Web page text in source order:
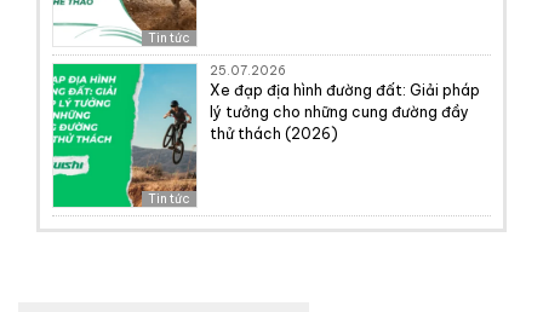
Tin tức
Tin tức
25.07.2026
Xe đạp địa hình đường đất: Giải pháp
lý tưởng cho những cung đường đầy
thử thách (2026)